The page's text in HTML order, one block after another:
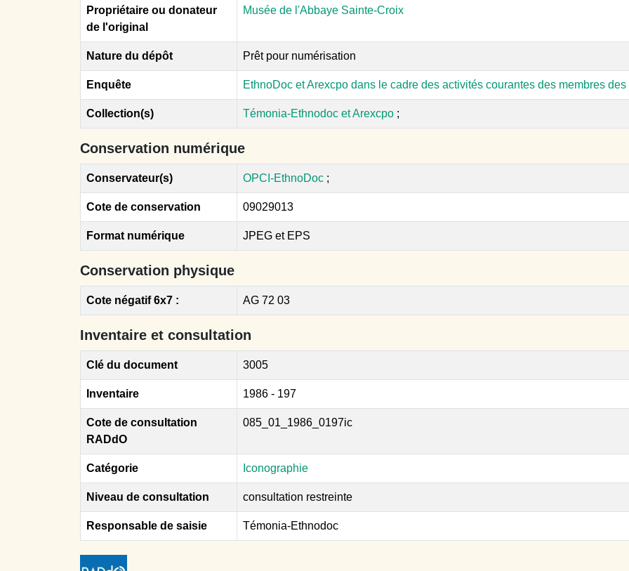
Propriétaire ou donateur
de l'original
Musée de l'Abbaye Sainte-Croix
Nature du dépôt Prêt pour numérisation
Enquête EthnoDoc et Arexcpo dans le cadre des activités courantes des membres
Collection(s) Témonia-Ethnodoc et Arexcpo ;
Conservation numérique
Conservateur(s) OPCI-EthnoDoc ;
Cote de conservation 09029013
Format numérique JPEG et EPS
Conservation physique
Cote négatif 6x7 : AG 72 03
Inventaire et consultation
Clé du document 3005
Inventaire 1986 - 197
Cote de consultation
RADdO
085_01_1986_0197ic
Catégorie Iconographie
Niveau de consultation consultation restreinte
Responsable de saisie Témonia-Ethnodoc